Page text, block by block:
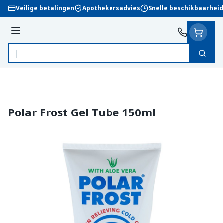
Ga naar de inhoud
Veilige betalingen Apothekersadvies Snelle beschikbaarheid
Menu
Product, merk, categorie...
Zoek
Polar Frost Gel Tube 150ml